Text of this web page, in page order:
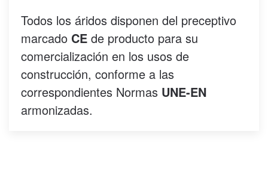
Todos los áridos disponen del preceptivo
marcado CE de producto para su
comercialización en los usos de
construcción, conforme a las
correspondientes Normas UNE-EN
armonizadas.